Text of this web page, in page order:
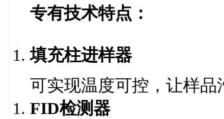
专有技术特点：
填充柱进样器
可实现温度可控，让样
FID检测器